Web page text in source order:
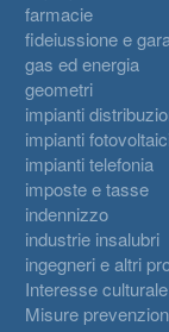
farmacie
fideiussione e
gas ed energia
geometri
impianti
impianti
impianti telefonia
imposte e tasse
indennizzo
industrie insalubri
ingegneri e altri
Interesse culturale
Misure